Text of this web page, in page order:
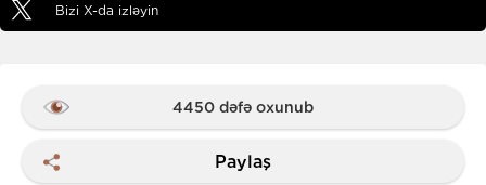
Bizi X-da izləyin
4450 dəfə oxunub
Paylaş